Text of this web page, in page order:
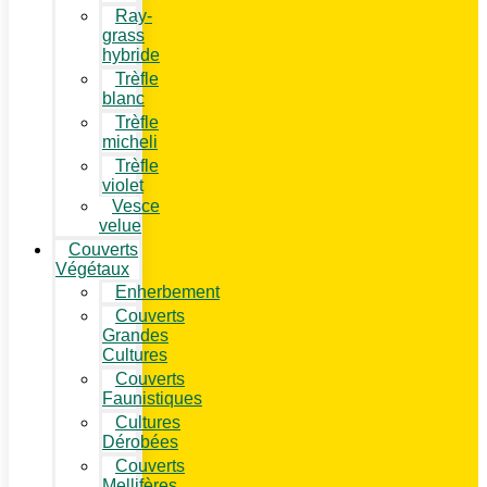
Ray-
grass
hybride
Trèfle
blanc
Trèfle
micheli
Trèfle
violet
Vesce
velue
Couverts
Végétaux
Enherbement
Couverts
Grandes
Cultures
Couverts
Faunistiques
Cultures
Dérobées
Couverts